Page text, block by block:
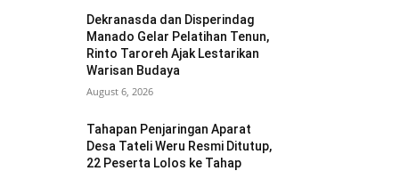
Dekranasda dan Disperindag
Manado Gelar Pelatihan Tenun,
Rinto Taroreh Ajak Lestarikan
Warisan Budaya
August 6, 2026
Tahapan Penjaringan Aparat
Desa Tateli Weru Resmi Ditutup,
22 Peserta Lolos ke Tahap